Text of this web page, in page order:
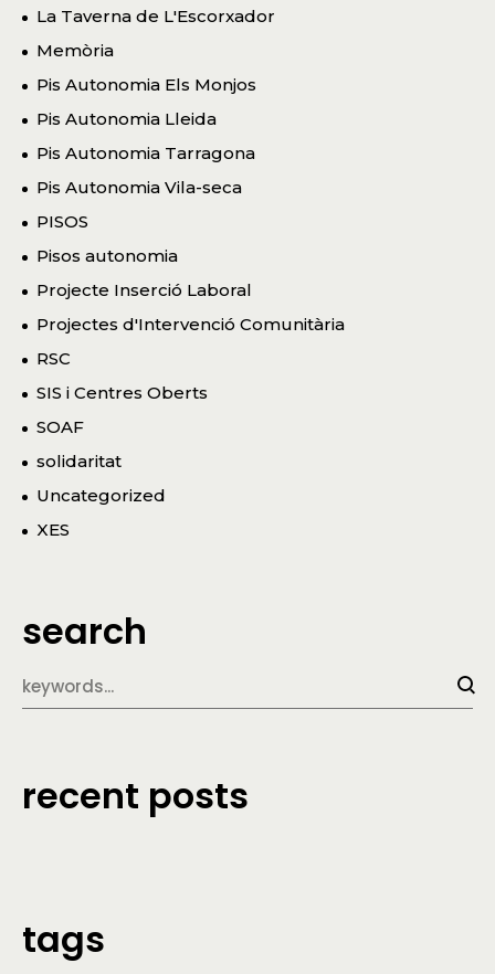
La Taverna de L'Escorxador
Memòria
Pis Autonomia Els Monjos
Pis Autonomia Lleida
Pis Autonomia Tarragona
Pis Autonomia Vila-seca
PISOS
Pisos autonomia
Projecte Inserció Laboral
Projectes d'Intervenció Comunitària
RSC
SIS i Centres Oberts
SOAF
solidaritat
Uncategorized
XES
search
recent posts
tags